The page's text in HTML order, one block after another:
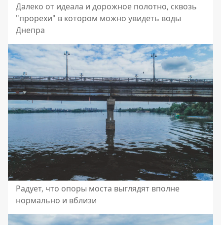
Далеко от идеала и дорожное полотно, сквозь
"прорехи" в котором можно увидеть воды
Днепра
Радует, что опоры моста выглядят вполне
нормально и вблизи